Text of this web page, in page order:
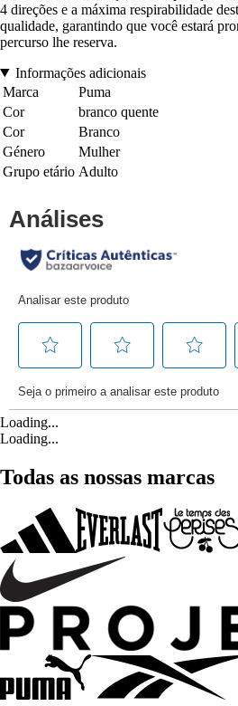
4 direções e a máxima respirabilidade
qualidade, garantindo que você estará
percurso lhe reserva.
Informações adicionais
Marca
Puma
Cor
branco quente
Cor
Branco
Género
Mulher
Grupo etário Adulto
Loading...
Loading...
Todas as nossas marcas